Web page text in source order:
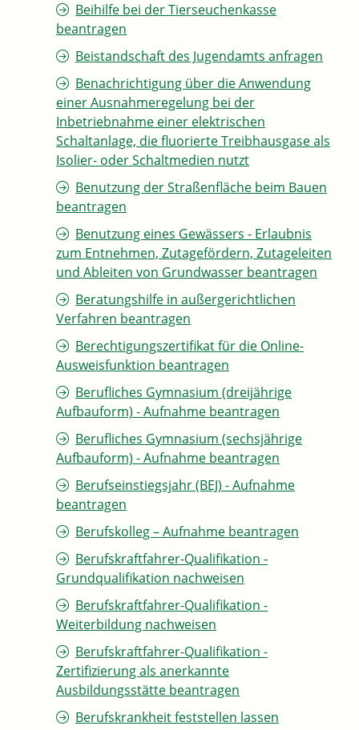
Beihilfe bei der Tierseuchenkasse
beantragen
Beistandschaft des Jugendamts anfragen
Benachrichtigung über die Anwendung
einer Ausnahmeregelung bei der
Inbetriebnahme einer elektrischen
Schaltanlage, die fluorierte Treibhausgase als
Isolier- oder Schaltmedien nutzt
Benutzung der Straßenfläche beim Bauen
beantragen
Benutzung eines Gewässers - Erlaubnis
zum Entnehmen, Zutagefördern, Zutageleiten
und Ableiten von Grundwasser beantragen
Beratungshilfe in außergerichtlichen
Verfahren beantragen
Berechtigungszertifikat für die Online-
Ausweisfunktion beantragen
Berufliches Gymnasium (dreijährige
Aufbauform) - Aufnahme beantragen
Berufliches Gymnasium (sechsjährige
Aufbauform) - Aufnahme beantragen
Berufseinstiegsjahr (BEJ) - Aufnahme
beantragen
Berufskolleg – Aufnahme beantragen
Berufskraftfahrer-Qualifikation -
Grundqualifikation nachweisen
Berufskraftfahrer-Qualifikation -
Weiterbildung nachweisen
Berufskraftfahrer-Qualifikation -
Zertifizierung als anerkannte
Ausbildungsstätte beantragen
Berufskrankheit feststellen lassen